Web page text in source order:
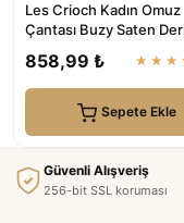
Les Crioch Kadın Omuz
Çantası Buzy Saten
858,99 ₺
Sepete Ekle
Güvenli Alışveriş
256-bit SSL koruması